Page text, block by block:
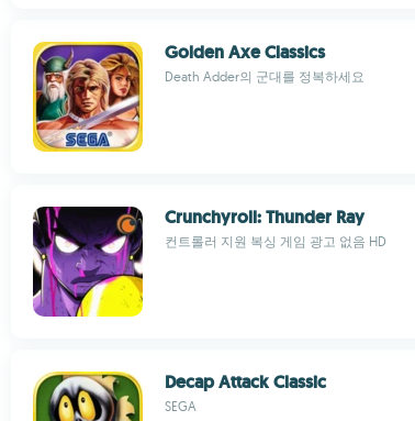
Golden Axe Classics
Death Adder의 군대를 정복하세요
Crunchyroll: Thunder Ray
컨트롤러 지원 복싱 게임 광고 없음 HD
Decap Attack Classic
SEGA